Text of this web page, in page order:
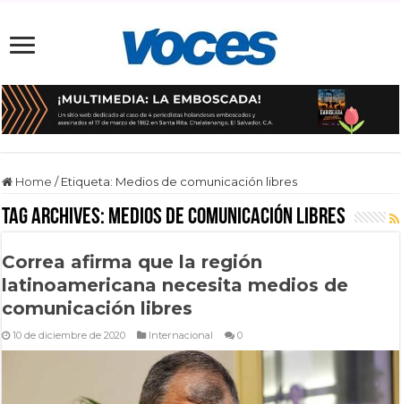
Home / Etiqueta: Medios de comunicación libres
Tag Archives: Medios de comunicación libres
Correa afirma que la región
latinoamericana necesita medios de
comunicación libres
10 de diciembre de 2020 Internacional 0